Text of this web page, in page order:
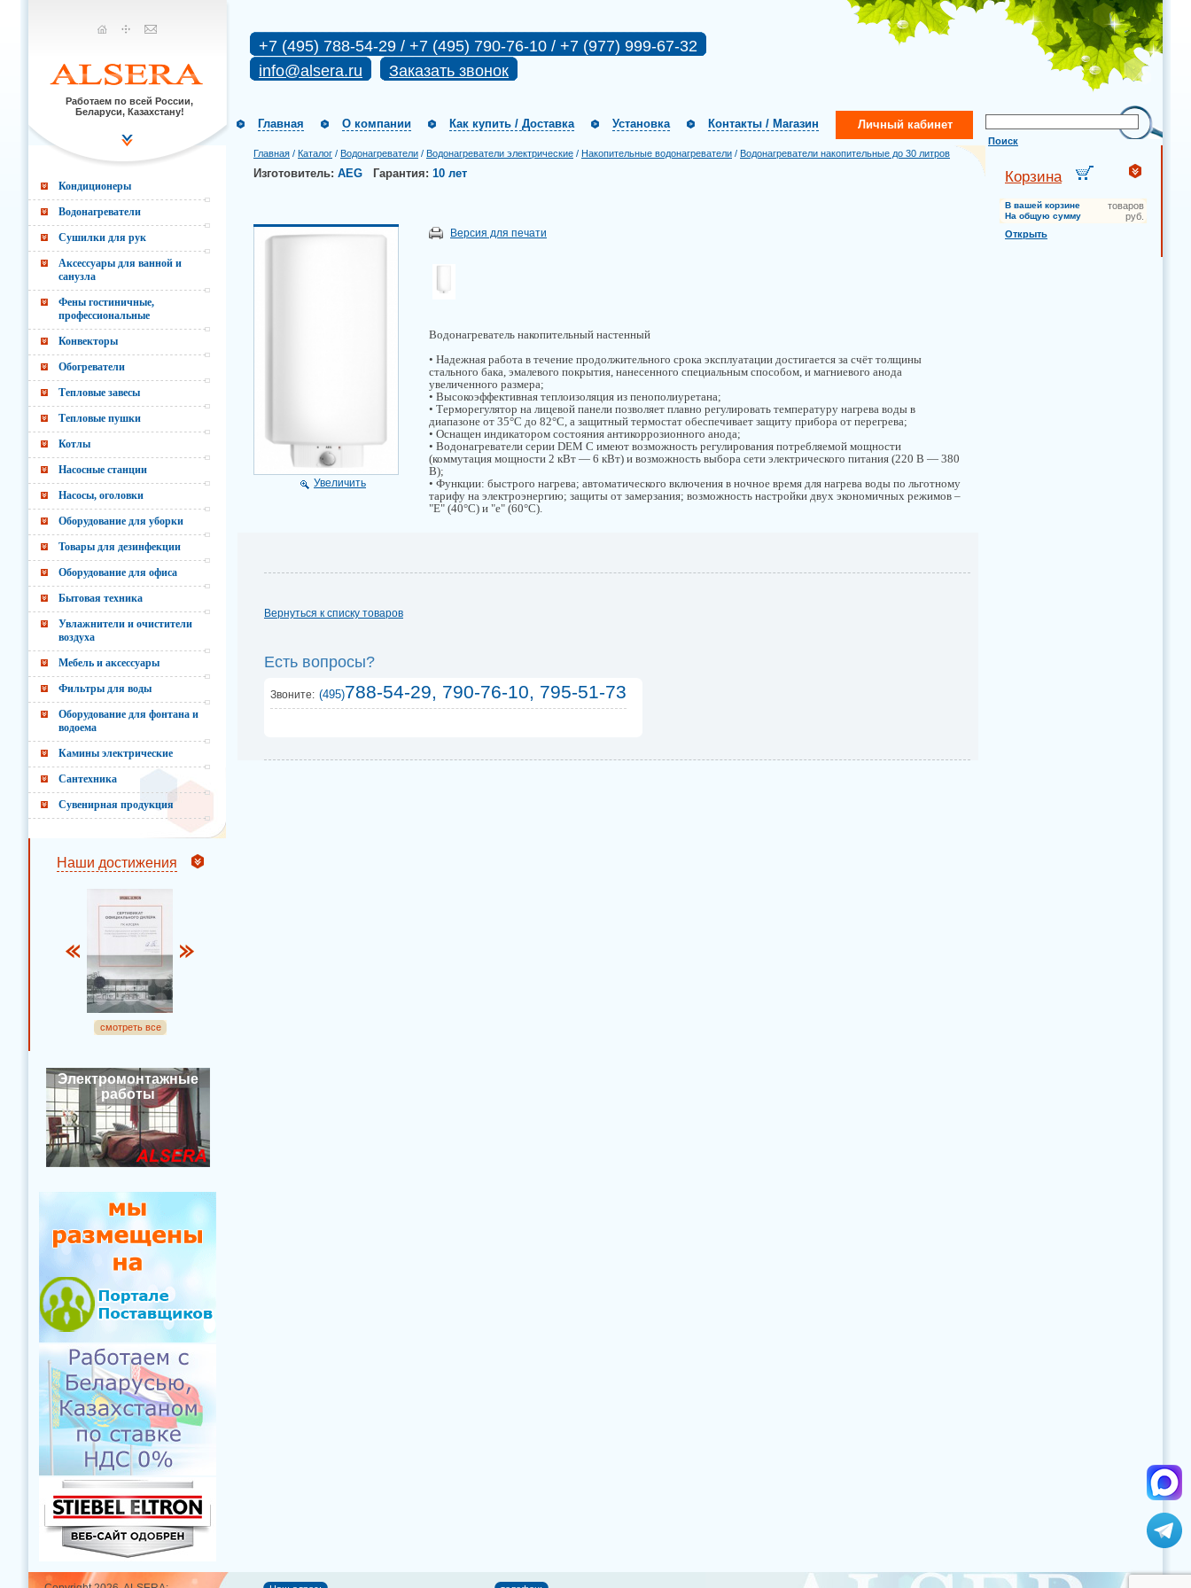
Работаем по всей России,
Беларуси, Казахстану!
+7 (495) 788-54-29 / +7 (495) 790-76-10 / +7 (977) 999-67-32
info@alsera.ru
Заказать звонок
Поиск
Главная О компании Как купить / Доставка Установка Контакты / Магазин Личный кабинет
Главная / Каталог / Водонагреватели / Водонагреватели электрические / Накопительные водонагреватели / Водонагреватели накопительные до 30 литров
Изготовитель: AEG Гарантия: 10 лет
Увеличить
Версия для печати
Водонагреватель накопительный настенный
• Надежная работа в течение продолжительного срока эксплуатации достигается за счёт толщины
стального бака, эмалевого покрытия, нанесенного специальным способом, и магниевого анода
увеличенного размера;
• Высокоэффективная теплоизоляция из пенополиуретана;
• Терморегулятор на лицевой панели позволяет плавно регулировать температуру нагрева воды в
диапазоне от 35°С до 82°С, а защитный термостат обеспечивает защиту прибора от перегрева;
• Оснащен индикатором состояния антикоррозионного анода;
• Водонагреватели серии DEM C имеют возможность регулирования потребляемой мощности
(коммутация мощности 2 кВт — 6 кВт) и возможность выбора сети электрического питания (220 В — 380
В);
• Функции: быстрого нагрева; автоматического включения в ночное время для нагрева воды по льготному
тарифу на электроэнергию; защиты от замерзания; возможность настройки двух экономичных режимов –
"Е" (40°С) и "е" (60°С).
Вернуться к списку товаров
Есть вопросы?
Звоните: (495)788-54-29, 790-76-10, 795-51-73
Кондиционеры
Водонагреватели
Сушилки для рук
Аксессуары для ванной и
санузла
Фены гостиничные,
профессиональные
Конвекторы
Обогреватели
Тепловые завесы
Тепловые пушки
Котлы
Насосные станции
Насосы, оголовки
Оборудование для уборки
Товары для дезинфекции
Оборудование для офиса
Бытовая техника
Увлажнители и очистители
воздуха
Мебель и аксессуары
Фильтры для воды
Оборудование для фонтана и
водоема
Камины электрические
Сантехника
Сувенирная продукция
Наши достижения
смотреть все
Электромонтажные
работы
Корзина
В вашей корзине товаров
На общую сумму
руб.
Открыть